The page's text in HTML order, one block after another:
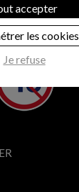
accepter
les cookies
Je refuse